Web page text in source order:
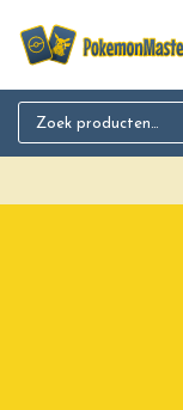
Search for: